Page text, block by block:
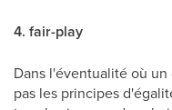
4. fair-play
Dans l'éventualité où
pas les principes